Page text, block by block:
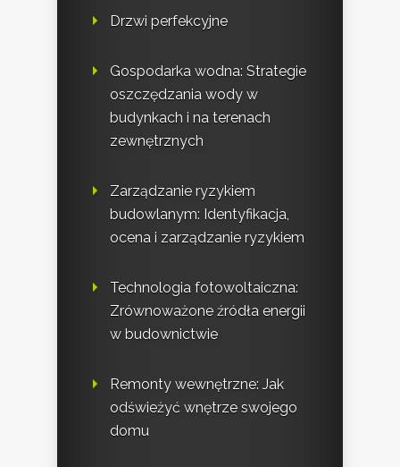
Drzwi perfekcyjne
Gospodarka wodna: Strategie
oszczędzania wody w
budynkach i na terenach
zewnętrznych
Zarządzanie ryzykiem
budowlanym: Identyfikacja,
ocena i zarządzanie ryzykiem
Technologia fotowoltaiczna:
Zrównoważone źródła energii
w budownictwie
Remonty wewnętrzne: Jak
odświeżyć wnętrze swojego
domu